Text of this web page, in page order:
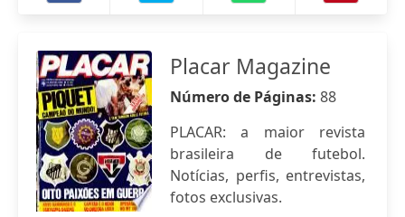
Placar Magazine
Número de Páginas: 88
PLACAR: a maior revista
brasileira de futebol.
Notícias, perfis, entrevistas,
fotos exclusivas.